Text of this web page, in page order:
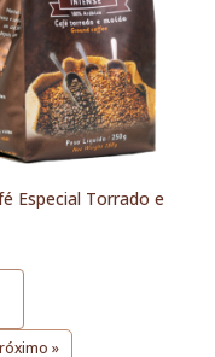
Especial Torrado e
»